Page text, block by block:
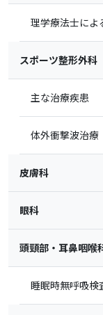
理学療法士によ
スポーツ整形外科
主な治療疾患
体外衝撃波治療
皮膚科
眼科
頭頸部・耳鼻咽喉
睡眠時無呼吸検